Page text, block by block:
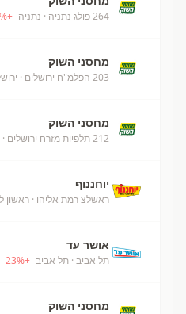
264 פולג נתניה · נתניה +
%
מחסני השוק
203 הפלמ"ח ירושלים ·
מחסני השוק
212 תלפיות מזרח ירושלים
יוחננוף
ראשלצ רמת אליהו · ראשון
אושר עד
תל אביב · תל אביב +
23%
מחסני השוק